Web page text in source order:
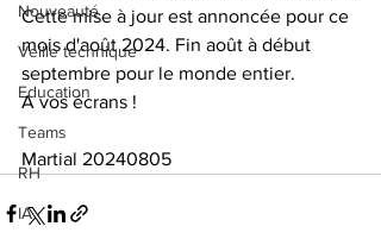
Nouveauté
Veille technique
Education
Teams
RH
IA
Cette mise à jour est annoncée pour ce
mois d'août 2024. Fin août à début
septembre pour le monde entier.
A vos écrans !
Martial 20240805